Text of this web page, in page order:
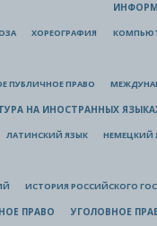
ХОРЕОГРАФИЯ
ПУБЛИЧНОЕ ПРАВО
НА ИНОСТРАННЫХ
ЛАТИНСКИЙ ЯЗЫК НЕМЕЦКИЙ
ИСТОРИЯ РОССИЙСКОГО
ПРАВО УГОЛОВНОЕ